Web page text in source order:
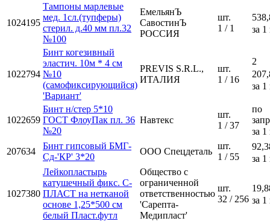
1024195
Тампоны марлевые
мед. 1сл.(тупферы)
стерил. д.40 мм пл.32
№100
ЕмельянЪ
СавостинЪ
РОССИЯ
шт.
1 / 1
за
1022794
Бинт когезивный
эластич. 10м * 4 см
№10
(самофиксирующийся)
'Вариант'
PREVIS S.R.L.,
ИТАЛИЯ
шт.
1 / 16
2
за
1022659
Бинт н/стер 5*10
ГОСТ ФлоуПак пл. 36
№20
Навтекс
шт.
1 / 37
по
за
207634
Бинт гипсовый БМГ-
Сд-'КР' 3*20
ООО Спецдеталь
шт.
1 / 55
за
1027380
Лейкопластырь
катушечный фикс. С-
ПЛАСТ на нетканой
основе 1,25*500 см
белый Пласт.футл
Общество с
ограниченной
ответственностью
'Сарепта-
Медипласт'
шт.
32 / 256 за